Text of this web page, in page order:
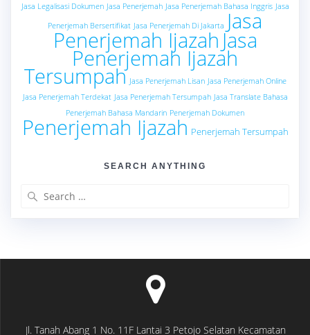
Jasa Legalisasi Dokumen Jasa Penerjemah Jasa Penerjemah Bahasa Inggris Jasa
Penerjemah Bersertifikat Jasa Penerjemah Di Jakarta Jasa
Penerjemah Ijazah Jasa
Penerjemah Ijazah
Tersumpah Jasa Penerjemah Lisan Jasa Penerjemah Online
Jasa Penerjemah Terdekat Jasa Penerjemah Tersumpah Jasa Translate Bahasa
Penerjemah Bahasa Mandarin Penerjemah Dokumen
Penerjemah Ijazah Penerjemah Tersumpah
SEARCH ANYTHING
Jl. Tanah Abang 1 No. 11F Lantai 3 Petojo Selatan Kecamatan